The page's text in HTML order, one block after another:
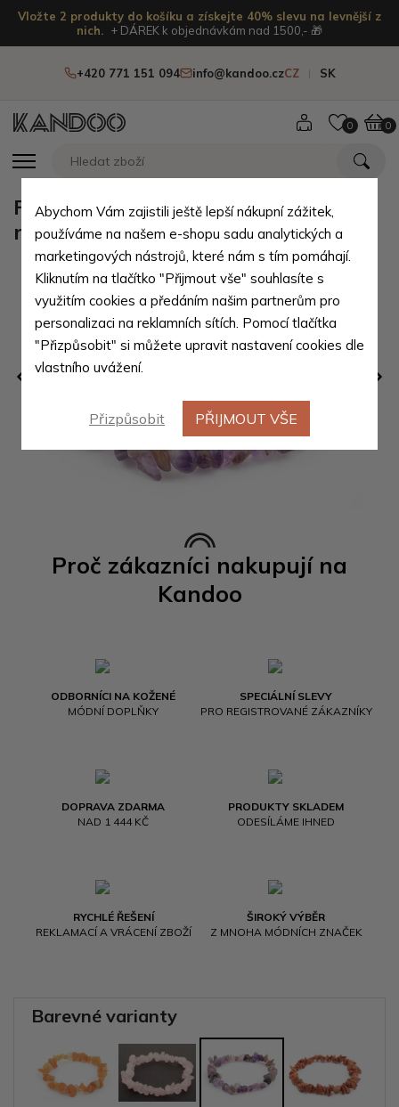
Vložte 2 produkty do košíku a získejte 40% slevu na levnější z
nich.
+ DÁREK k objednávkám nad 1500,- 🎁
+420 771 151 094 info@kandoo.czCZ SK
0 0
Proč zákazníci nakupují na
Kandoo
ODBORNÍCI NA KOŽENÉ
MÓDNÍ DOPLŇKY
SPECIÁLNÍ SLEVY
PRO REGISTROVANÉ ZÁKAZNÍKY
DOPRAVA ZDARMA
NAD 1 444 KČ
PRODUKTY SKLADEM
ODESÍLÁME IHNED
RYCHLÉ ŘEŠENÍ
REKLAMACÍ A VRÁCENÍ ZBOŽÍ
ŠIROKÝ VÝBĚR
Z MNOHA MÓDNÍCH ZNAČEK
Fialový dámský náramek z
minerálů Ametyst
Barevné varianty
Abychom Vám zajistili ještě lepší nákupní zážitek,
používáme na našem e-shopu sadu analytických a
marketingových nástrojů, které nám s tím pomáhají.
Kliknutím na tlačítko "Přijmout vše" souhlasíte s
využitím cookies a předáním našim partnerům pro
personalizaci na reklamních sítích. Pomocí tlačítka
"Přizpůsobit" si můžete upravit nastavení cookies dle
vlastního uvážení.
Přizpůsobit PŘIJMOUT VŠE